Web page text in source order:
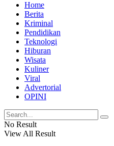
Home
Berita
Kriminal
Pendidikan
Teknologi
Hiburan
Wisata
Kuliner
Viral
Advertorial
OPINI
No Result
View All Result